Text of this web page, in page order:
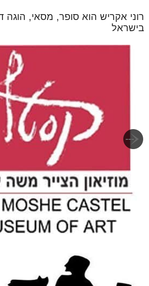
רוני אקריש הוא סופר, מסאי, הוגה
בישראל